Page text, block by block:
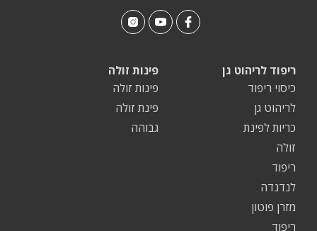
פינות זולה
פינות זולה
פינת זולה
גבוהה
ריפוד לריהוט גן
כיסוי ריפוד
לריהוט גן
כריות לפינת
זולה
ריפוד
לנדנדה
מזרן פוטון
ריפוד